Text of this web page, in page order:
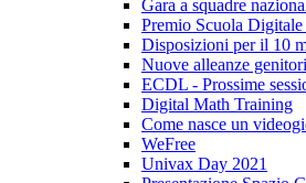
Gara a squadre
Premio Scuola Digitale
Disposizioni per il 10
Nuove alleanze
ECDL - Prossime
Digital Math Training
Come nasce un
WeFree
Univax Day 2021